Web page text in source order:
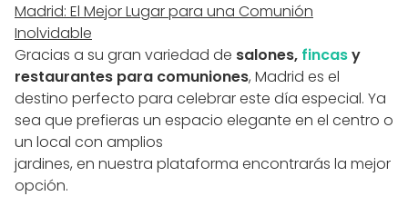
Madrid: El Mejor Lugar para una Comunión
Inolvidable
Gracias a su gran variedad de salones, fincasy
restaurantes para comuniones, Madrid es el
destino perfecto para celebrar este día especial. Ya
sea que prefieras un espacio elegante en el centro o
un local con amplios
jardines, en nuestra plataforma encontrarás la mejor
opción.